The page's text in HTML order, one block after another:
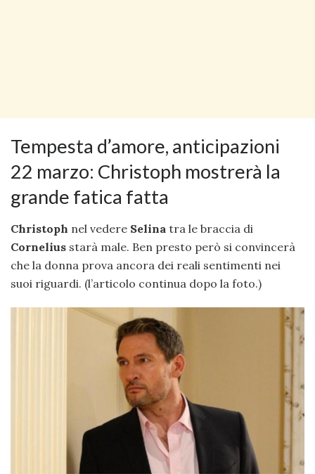
Tempesta d’amore, anticipazioni
22 marzo: Christoph mostrerà la
grande fatica fatta
Christoph nel vedere Selina tra le braccia di
Cornelius starà male. Ben presto però si convincerà
che la donna prova ancora dei reali sentimenti nei
suoi riguardi. (l’articolo continua dopo la foto.)